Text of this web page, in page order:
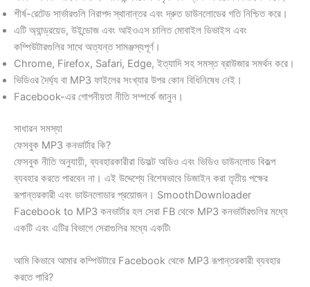
শীর্ষ-রেটেড সার্ভারগুলি নিরাপদ স্থানান্তর এবং দ্রুত ডাউনলোডের গতি নিশ্চিত করে।
এটি অ্যান্ড্রয়েড, উইন্ডোজ এবং আইওএস চালিত মোবাইল ডিভাইস এবং
কম্পিউটারগুলির সাথে অত্যন্ত সামঞ্জস্যপূর্ণ।
Chrome, Firefox, Safari, Edge, ইত্যাদি সহ সমস্ত ব্রাউজার সমর্থন করে।
ভিডিওর দৈর্ঘ্য বা MP3 ফাইলের সংখ্যার উপর কোন বিধিনিষেধ নেই।
Facebook-এর গোপনীয়তা নীতি সম্পর্কে জানুন।
সাধারন সমস্যা
ফেসবুক MP3 কনভার্টার কি?
ফেসবুক নীতি অনুযায়ী, ব্যবহারকারীরা ডিফল্ট অডিও এবং ভিডিও ডাউনলোড বিকল্প
ব্যবহার করতে পারবেন না। এই উদ্দেশ্যে বিশেষভাবে ডিজাইন করা তৃতীয় পক্ষের
রূপান্তরকারী এবং ডাউনলোডার প্রয়োজন। SmoothDownloader
Facebook to MP3 কনভার্টার হল সেরা FB থেকে MP3 কনভার্টারগুলির মধ্যে
একটি এবং এটির বিভাগে সেরাগুলির মধ্যে একটি৷
আমি কিভাবে আমার কম্পিউটারে Facebook থেকে MP3 রূপান্তরকারী ব্যবহার
করতে পারি?